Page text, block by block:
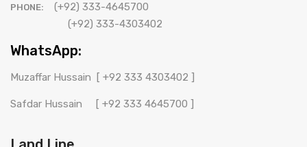
PHONE:
(+92) 333-4645700
(+92) 333-4303402
WhatsApp:
Muzaffar Hussain [ +92 333 4303402 ]
Safdar Hussain [ +92 333 4645700 ]